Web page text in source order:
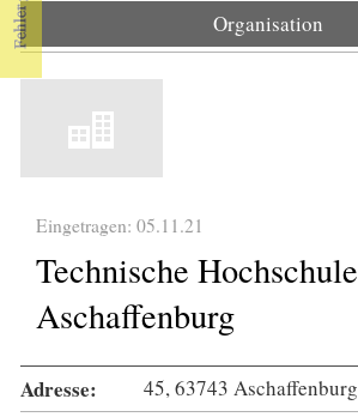
Organisation
Eingetragen: 05.11.21
Technische Hochschule
Aschaffenburg
Adresse: 45, 63743 Aschaffenburg